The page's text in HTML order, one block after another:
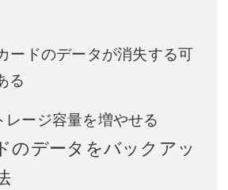
ードのデータが消失する可
る
レージ容量を増やせる
のデータをバックアッ